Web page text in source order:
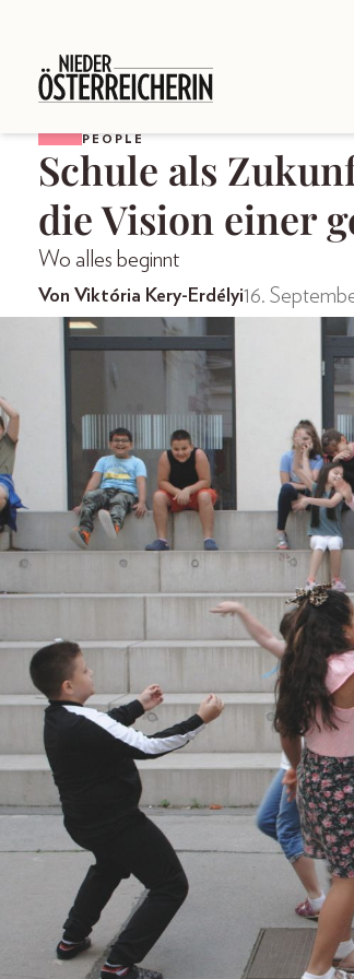
PEOPLE
Schule als
die Vision einer
Wo alles beginnt
Von Viktória Kery-Erdélyi16.